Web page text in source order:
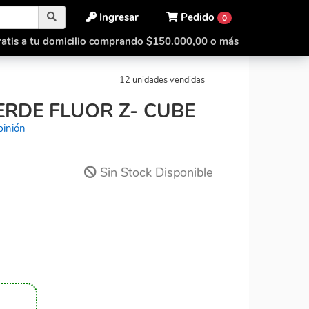
Pedido 0
Ingresar
a tu domicilio comprando $150.000,00 o más
Mirror 3x3 verde Fluor Z- Cube
12 unidades vendidas
FLUOR Z- CUBE
Sin Stock Disponible